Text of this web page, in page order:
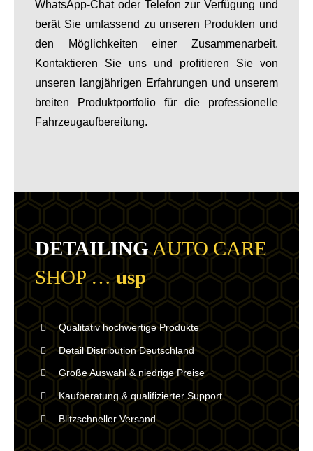
WhatsApp-Chat oder Telefon zur Verfügung und
berät Sie umfassend zu unseren Produkten und
den Möglichkeiten einer Zusammenarbeit.
Kontaktieren Sie uns und profitieren Sie von
unseren langjährigen Erfahrungen und unserem
breiten Produktportfolio für die professionelle
Fahrzeugaufbereitung.
DETAILINGAUTO CARE
SHOP …usp
Qualitativ hochwertige Produkte
Detail Distribution Deutschland
Große Auswahl & niedrige Preise
Kaufberatung & qualifizierter Support
Blitzschneller Versand